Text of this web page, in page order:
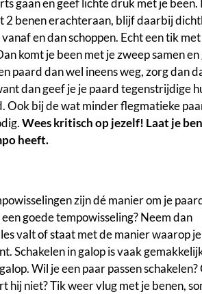
gaan en geef lichte druk met je been.
2 benen erachteraan, blijf daarbij
en dan schoppen. Echt een tik
komt je been met je zweep samen en
paard dan wel ineens weg, zorg dan
dan geef je je paard tegenstrijdige
Ook bij de wat minder flegmatieke
Wees kritisch op jezelf! Laat je
heeft.
zijn dé manier om je
goede tempowisseling? Neem dan
valt of staat met de manier waarop
Schakelen in galop is vaak
Wil je een paar passen
hij niet? Tik weer vlug met je benen,